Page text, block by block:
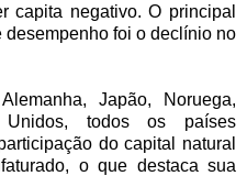
capita negativo. O principal
foi o declínio no
Japão, Noruega,
todos os países
do capital natural
o que destaca sua